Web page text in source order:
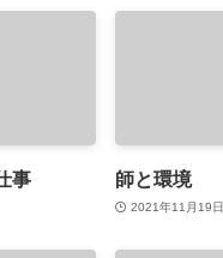
事 師と環境
2021年11月19日